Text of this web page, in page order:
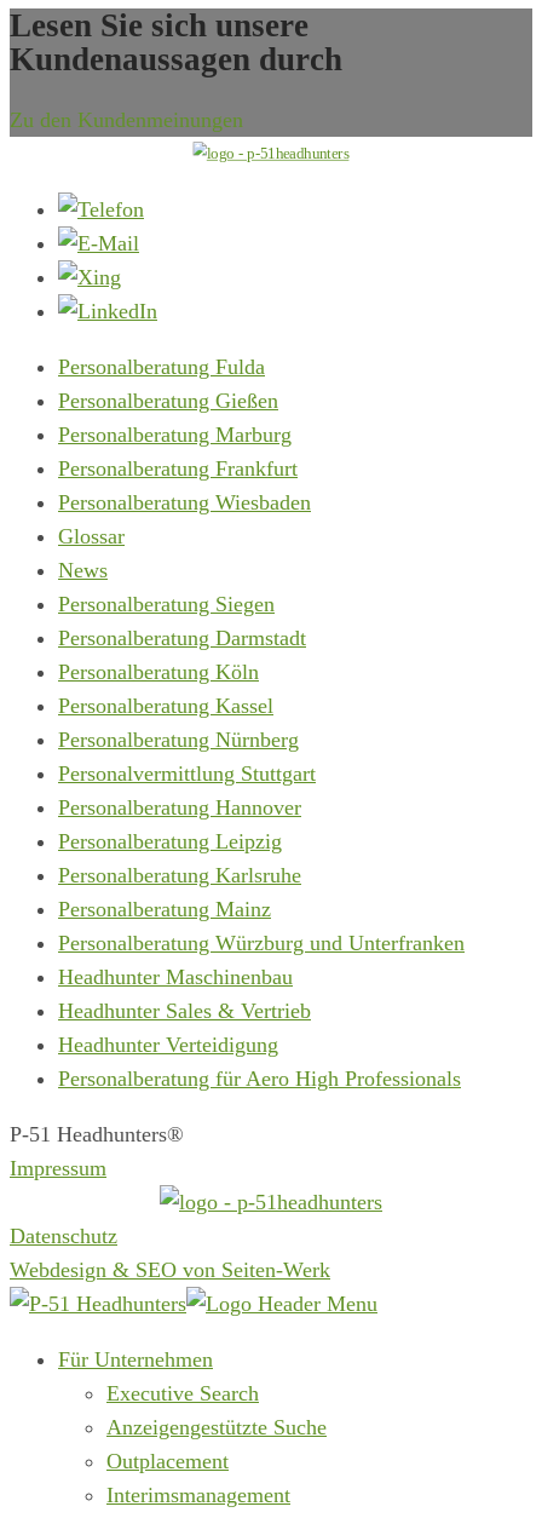
Lesen Sie sich unsere
Kundenaussagen durch
Zu den Kundenmeinungen
Personalberatung Fulda
Personalberatung Gießen
Personalberatung Marburg
Personalberatung Frankfurt
Personalberatung Wiesbaden
Glossar
News
Personalberatung Siegen
Personalberatung Darmstadt
Personalberatung Köln
Personalberatung Kassel
Personalberatung Nürnberg
Personalvermittlung Stuttgart
Personalberatung Hannover
Personalberatung Leipzig
Personalberatung Karlsruhe
Personalberatung Mainz
Personalberatung Würzburg und Unterfranken
Headhunter Maschinenbau
Headhunter Sales & Vertrieb
Headhunter Verteidigung
Personalberatung für Aero High Professionals
P-51 Headhunters®
Impressum
Datenschutz
Webdesign & SEO von Seiten-Werk
Für Unternehmen
Executive Search
Anzeigengestützte Suche
Outplacement
Interimsmanagement